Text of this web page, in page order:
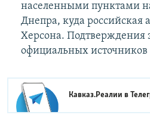
населенными пунктами
Днепра, куда российская
Херсона. Подтверждения
официальных источников
Кавказ.Реалии в